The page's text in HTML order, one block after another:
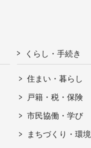
くらし・手続き
住まい・暮らし
戸籍・税・保険
市民協働・学び
まちづくり・環境